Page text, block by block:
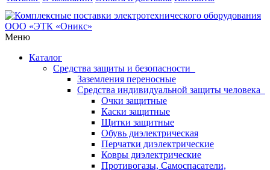
Меню
Каталог
Средства защиты и безопасности
Заземления переносные
Средства индивидуальной защиты человека
Очки защитные
Каски защитные
Щитки защитные
Обувь диэлектрическая
Перчатки диэлектрические
Ковры диэлектрические
Противогазы, Самоспасатели,